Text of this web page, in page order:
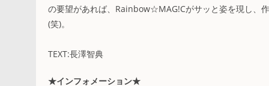
の要望があれば、Rainbow☆MAG!Cがサッと姿を現し、
(笑)。
TEXT:長澤智典
★インフォメーション★